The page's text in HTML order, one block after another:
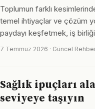
Toplumun farklı
temel ihtiyaçlar ve çözüm
paydayı keşfetmek, iş
7 Temmuz 2026 · Güncel
Sağlık ipuçları
seviyeye taşıyın